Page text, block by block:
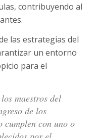
contribuyendo al
las estrategias del
un entorno
para el
maestros del
de los
cumplen con uno o